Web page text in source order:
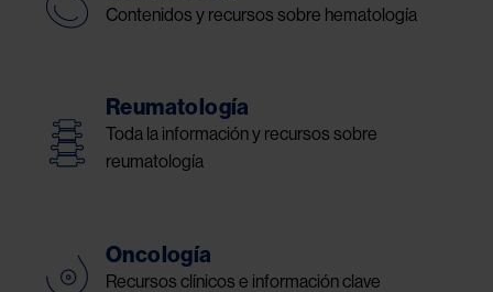
Contenidos y recursos sobre hematología
Reumatología
Toda la información y recursos sobre
reumatología
Oncología
Recursos clínicos e información clave